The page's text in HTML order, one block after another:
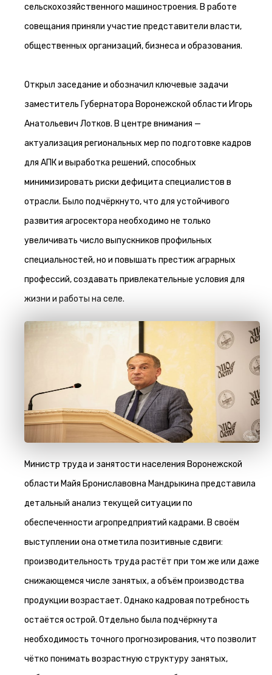
сельскохозяйственного машиностроения. В работе
совещания приняли участие представители власти,
общественных организаций, бизнеса и образования.
Открыл заседание и обозначил ключевые задачи
заместитель Губернатора Воронежской области Игорь
Анатольевич Лотков. В центре внимания —
актуализация региональных мер по подготовке кадров
для АПК и выработка решений, способных
минимизировать риски дефицита специалистов в
отрасли. Было подчёркнуто, что для устойчивого
развития агросектора необходимо не только
увеличивать число выпускников профильных
специальностей, но и повышать престиж аграрных
профессий, создавать привлекательные условия для
жизни и работы на селе.
Министр труда и занятости населения Воронежской
области Майя Брониславовна Мандрыкина представила
детальный анализ текущей ситуации по
обеспеченности агропредприятий кадрами. В своём
выступлении она отметила позитивные сдвиги:
производительность труда растёт при том же или даже
снижающемся числе занятых, а объём производства
продукции возрастает. Однако кадровая потребность
остаётся острой. Отдельно была подчёркнута
необходимость точного прогнозирования, что позволит
чётко понимать возрастную структуру занятых,